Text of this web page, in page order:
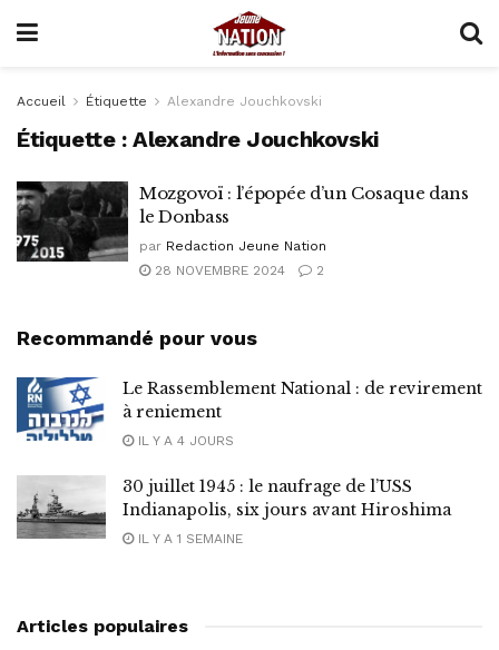
Accueil Étiquette Alexandre Jouchkovski
Étiquette :Alexandre Jouchkovski
Mozgovoï : l’épopée d’un Cosaque dans
le Donbass
par Redaction Jeune Nation
28 NOVEMBRE 2024
2
Recommandé pour vous
Le Rassemblement National : de revirement
à reniement
IL Y A 4 JOURS
30 juillet 1945 : le naufrage de l’USS
Indianapolis, six jours avant Hiroshima
IL Y A 1 SEMAINE
Articles populaires